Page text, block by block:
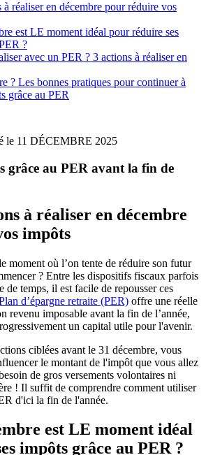
à réaliser en décembre pour réduire vos
est LE moment idéal pour réduire ses
?
avec un PER ? 3 actions à réaliser en
? Les bonnes pratiques pour continuer à
grâce au PER
le 11 DÉCEMBRE 2025
grâce au PER avant la fin de
à réaliser en décembre
impôts
moment où l’on tente de réduire son futur
? Entre les dispositifs fiscaux parfois
de temps, il est facile de repousser ces
d’épargne retraite (PER) offre une réelle
revenu imposable avant la fin de l’année,
un capital utile pour l'avenir.
ciblées avant le 31 décembre, vous
le montant de l'impôt que vous allez
de gros versements volontaires ni
! Il suffit de comprendre comment utiliser
d'ici la fin de l'année.
est LE moment idéal
impôts grâce au PER ?